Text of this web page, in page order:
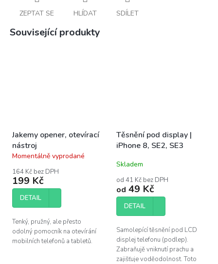
ZEPTAT SE HLÍDAT SDÍLET
Související produkty
Jakemy opener, otevírací
nástroj
Průměrné
produktu
je
3,7
hvězdiček.
Momentálně vyprodané
164 Kč bez DPH
199 Kč
DETAIL
Tenký, pružný, ale přesto
odolný pomocník na otevírání
mobilních telefonů a tabletů.
Těsnění pod display |
iPhone 8, SE2, SE3
Skladem
od 41 Kč bez DPH
od 49 Kč
DETAIL
Samolepící těsnění pod LCD
displej telefonu (podlep).
Zabraňujě vniknutí prachu a
zajišťuje voděodolnost. Toto